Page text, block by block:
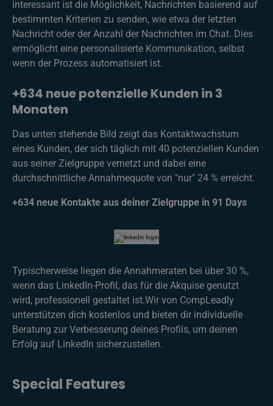
interessant ist die Möglichkeit, Nachrichten basierend auf
bestimmten Kriterien zu senden, wie etwa der letzten
Nachricht oder der Anzahl der Nachrichten im Chat. Dies
ermöglicht eine personalisierte Kommunikation, selbst
wenn der Prozess automatisiert ist.
+634 neue potenzielle Kunden in 3
Monaten
Das unten stehende Bild zeigt das Kontaktwachstum
eines Kunden, der sich täglich mit 40 potenziellen Kunden
aus seiner Zielgruppe vernetzt und dabei eine
durchschnittliche Annahmequote von "nur" 24 % erreicht.
+634 neue Kontakte aus deiner Zielgruppe in 91 Days
Typischerweise liegen die Annahmeraten bei über 30 %,
wenn das LinkedIn-Profil, das für die Akquise genutzt
wird, professionell gestaltet ist.Wir von CompLeadly
unterstützen dich kostenlos und bieten dir individuelle
Beratung zur Verbesserung deines Profils, um deinen
Erfolg auf LinkedIn sicherzustellen.
Special Features